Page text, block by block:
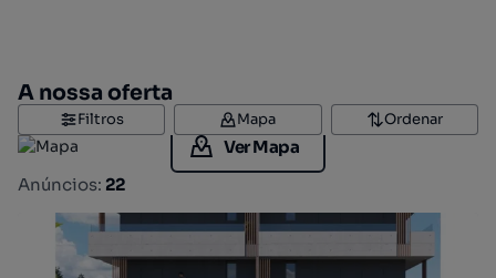
A nossa oferta
Filtros Mapa Ordenar
Ver Mapa
Anúncios: 22